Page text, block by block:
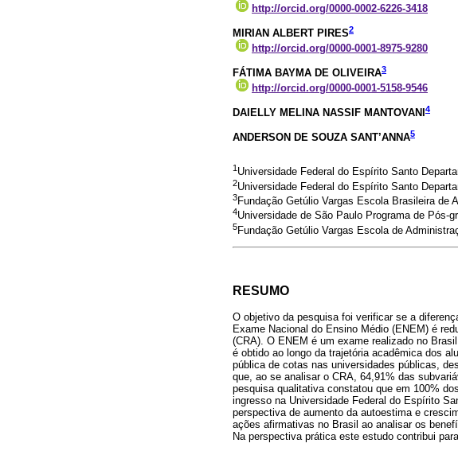
http://orcid.org/0000-0002-6226-3418
MIRIAN ALBERT PIRES2
http://orcid.org/0000-0001-8975-9280
FÁTIMA BAYMA DE OLIVEIRA3
http://orcid.org/0000-0001-5158-9546
DAIELLY MELINA NASSIF MANTOVANI 4
ANDERSON DE SOUZA SANT’ANNA5
1 Universidade Federal do Espírito Santo
2Universidade Federal do Espírito Santo
3Fundação Getúlio Vargas Escola Brasileira de
4Universidade de São Paulo Programa de Pós-
5Fundação Getúlio Vargas Escola de
RESUMO
O objetivo da pesquisa foi verificar se a
Exame Nacional do Ensino Médio (ENEM) é
(CRA). O ENEM é um exame realizado no
é obtido ao longo da trajetória acadêmica dos
pública de cotas nas universidades públicas,
que, ao se analisar o CRA, 64,91% das
pesquisa qualitativa constatou que em 100%
ingresso na Universidade Federal do Espírito
perspectiva de aumento da autoestima e
ações afirmativas no Brasil ao analisar os
Na perspectiva prática este estudo contribui